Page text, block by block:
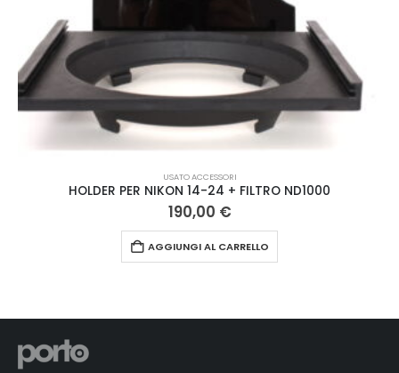
USATO ACCESSORI
HOLDER PER NIKON 14-24 + FILTRO ND1000
190,00 €
AGGIUNGI AL CARRELLO